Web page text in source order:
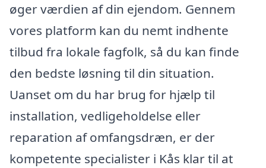
øger værdien af din ejendom. Gennem
vores platform kan du nemt indhente
tilbud fra lokale fagfolk, så du kan finde
den bedste løsning til din situation.
Uanset om du har brug for hjælp til
installation, vedligeholdelse eller
reparation af omfangsdræn, er der
kompetente specialister i Kås klar til at